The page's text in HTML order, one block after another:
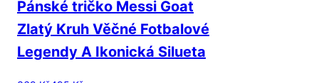
Pánské tričko Messi Goat
Zlatý Kruh Věčné Fotbalové
Legendy A Ikonická Silueta